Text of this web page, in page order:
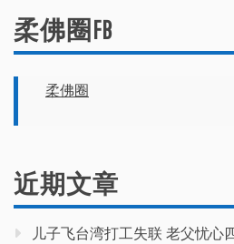
柔佛圈FB
柔佛圈
近期文章
儿子飞台湾打工失联 老父忧心